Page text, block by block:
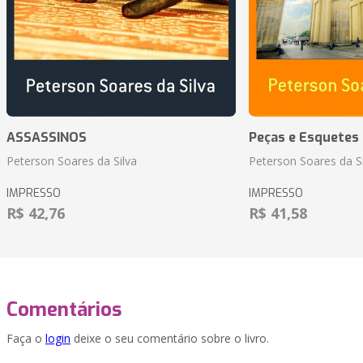
ASSASSINOS
Peterson Soares da Silva
IMPRESSO
R$ 42,76
Peças e
Peterson Soares da
IMPRESSO
R$ 41,58
Comentários
Faça o login deixe o seu comentário sobre o livro.